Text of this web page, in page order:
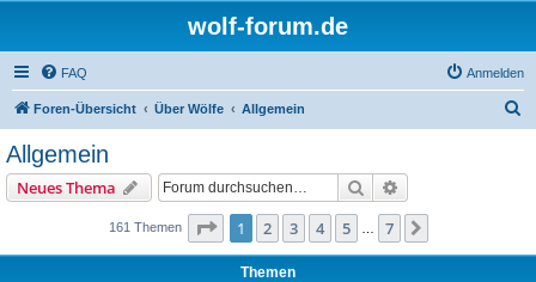
wolf-forum.de
FAQ Anmelden
Foren-Übersicht Über Wölfe Allgemein
Allgemein
Neues Thema Suche
161 Themen Seite 1von
1 2 3 4 5 7
Themen